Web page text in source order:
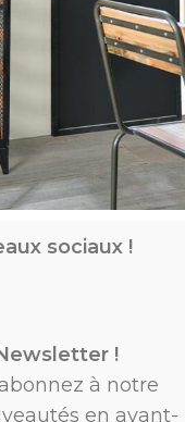
sociaux !
!
à notre
en avant-